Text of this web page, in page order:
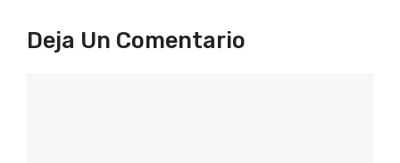
Deja Un Comentario